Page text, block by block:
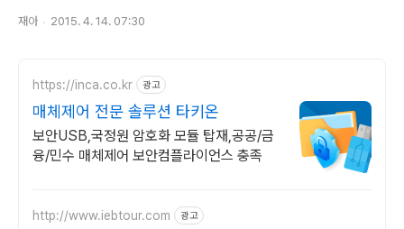
재아 2015. 4. 14. 07:30
https://inca.co.kr 광고
매체제어 전문 솔루션 타키온
보안USB,국정원 암호화 모듈 탑재,공공/금
융/민수 매체제어 보안컴플라이언스 충족
http://www.iebtour.com 광고